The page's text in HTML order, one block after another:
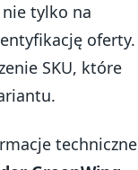
tylko na
oferty.
SKU, które
techniczne